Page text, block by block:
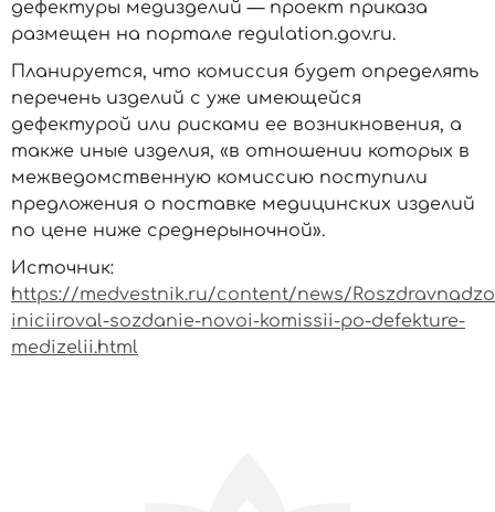
дефектуры медизделий — проект приказа
размещен на портале regulation.gov.ru.
Планируется, что комиссия будет определять
перечень изделий с уже имеющейся
дефектурой или рисками ее возникновения, а
также иные изделия, «в отношении которых в
межведомственную комиссию поступили
предложения о поставке медицинских изделий
по цене ниже среднерыночной».
Источник:
https://medvestnik.ru/content/news/
iniciiroval-sozdanie-novoi-komissii-po-defekture-
medizelii.html